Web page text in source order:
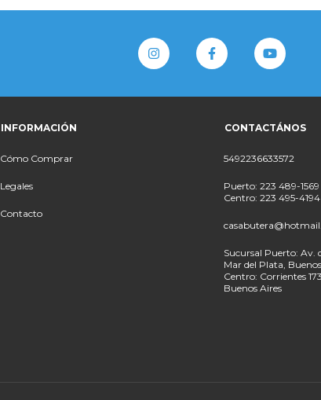
INFORMACIÓN
Cómo Comprar
Legales
Contacto
CONTACTÁNOS
5492236633572
Puerto: 223 489-
Centro: 223 495-
Sucursal Puerto: Av.
Mar del Plata,
Centro: Corrientes
Buenos Aires